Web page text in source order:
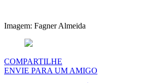
Imagem: Fagner Almeida
COMPARTILHE
ENVIE PARA UM AMIGO